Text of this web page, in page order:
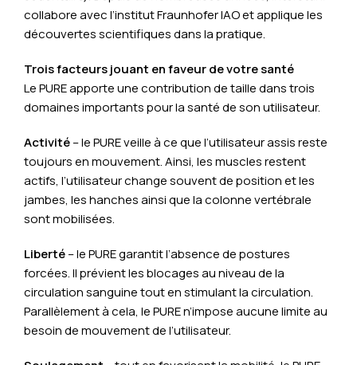
collabore avec l’institut Fraunhofer IAO et applique les
découvertes scientifiques dans la pratique.
Trois facteurs jouant en faveur de votre santé
Le PURE apporte une contribution de taille dans trois
domaines importants pour la santé de son utilisateur.
Activité– le PURE veille à ce que l’utilisateur assis reste
toujours en mouvement. Ainsi, les muscles restent
actifs, l’utilisateur change souvent de position et les
jambes, les hanches ainsi que la colonne vertébrale
sont mobilisées.
Liberté– le PURE garantit l’absence de postures
forcées. Il prévient les blocages au niveau de la
circulation sanguine tout en stimulant la circulation.
Parallèlement à cela, le PURE n’impose aucune limite au
besoin de mouvement de l’utilisateur.